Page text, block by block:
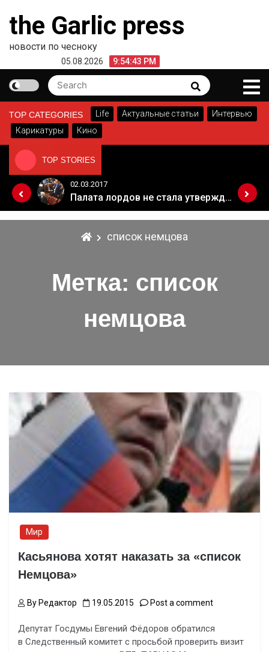
content
the Garlic press
новости по чесноку
05.08.2026 9:54:43 PM
Search
for:
Search
TOP CATEGORIES Life Актуальные статьи
Интервью
Карикатуры
Кино
TOP STORIES
Когда Россия разрешит полеты в Грузию. Позиция Кремля
02.03.2017
Палата лордов не стала утверждать законопроект о "брексите"
список немцова
Метка: список
немцова
Мир
Касьянова хотят наказать за «список
Немцова»
By Редактор 19.05.2015 Post a comment
Депутат Госдумы Евгений Фёдоров обратился
в Следственный комитет с просьбой проверить визит